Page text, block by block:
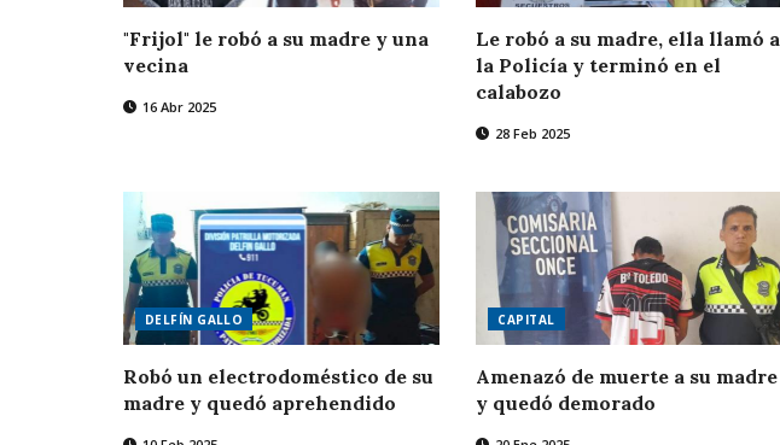
"Frijol" le robó a su madre y una
vecina
16 Abr 2025
Le robó a su madre, ella llamó a
la Policía y terminó en el
calabozo
28 Feb 2025
DELFÍN GALLO
Robó un electrodoméstico de su
madre y quedó aprehendido
CAPITAL
Amenazó de muerte a su madre
y quedó demorado